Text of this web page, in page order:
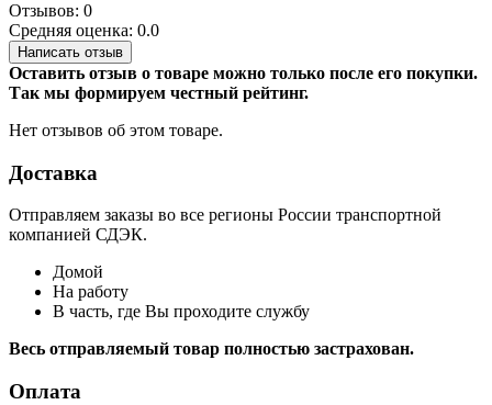
Отзывов: 0
Средняя оценка: 0.0
Написать отзыв
Оставить отзыв о товаре можно только после его покупки.
Так мы формируем честный рейтинг.
Нет отзывов об этом товаре.
Доставка
Отправляем заказы во все регионы России транспортной
компанией СДЭК.
Домой
На работу
В часть, где Вы проходите службу
Весь отправляемый товар полностью застрахован.
Оплата